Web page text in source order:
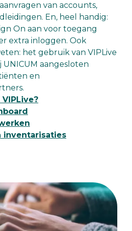
van accounts,
En, heel handig:
On aan voor toegang
extra inloggen. Ook
het gebruik van VIPLive
UNICUM aangesloten
en
inventarisaties